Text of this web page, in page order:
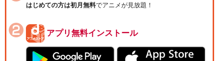
はじめての方は初月無料でアニメが見放題！
アプリ無料インストール